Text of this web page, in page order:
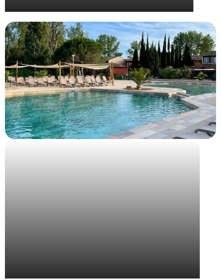
Voyage récompense à Porto pour Bjorg et Cie